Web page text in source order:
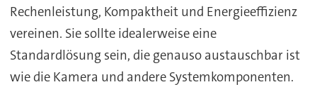
Rechenleistung, Kompaktheit und Energieeffizienz
vereinen. Sie sollte idealerweise eine
Standardlösung sein, die genauso austauschbar ist
wie die Kamera und andere Systemkomponenten.